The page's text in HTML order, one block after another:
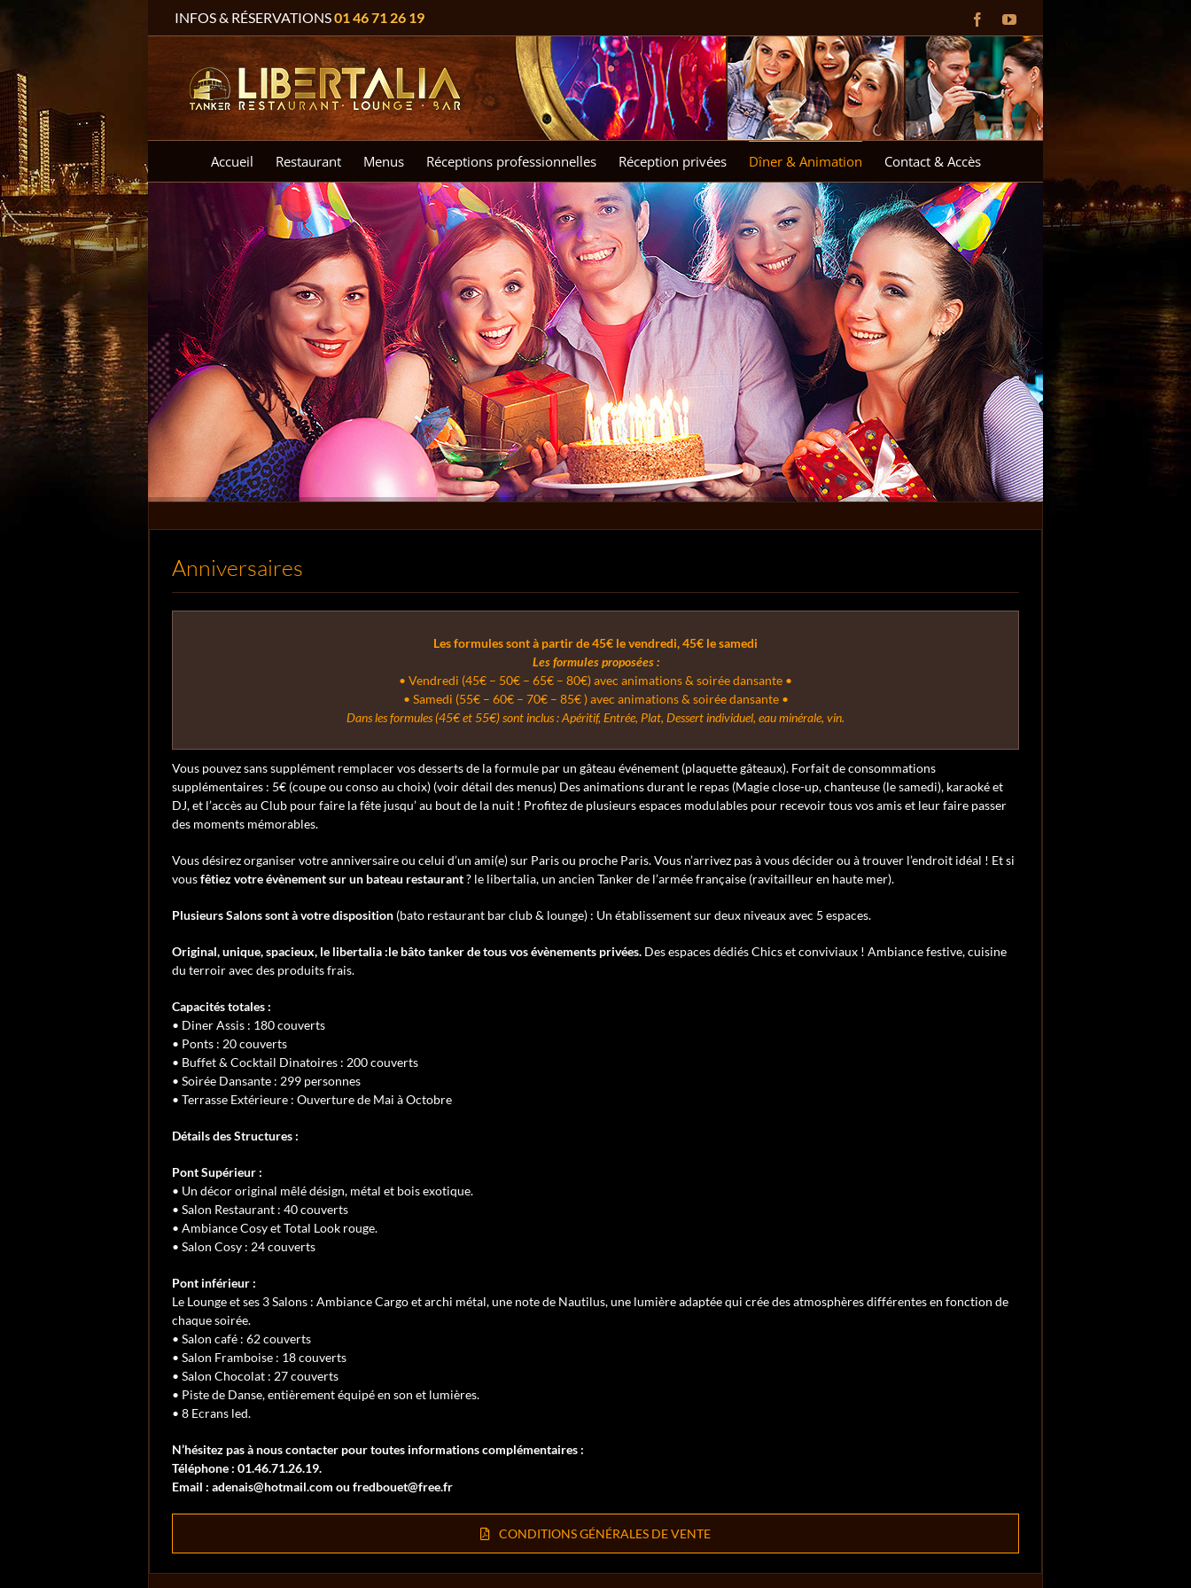
contenu
INFOS & RÉSERVATIONS01 46 71 26 19 FacebookYouTube
Accueil Restaurant Menus Réceptions professionnelles Réception privées Dîner & Animation Contact & Accès
Anniversaires
Les formules sont à partir de 45€ le vendredi, 45€ le samedi
Les formules proposées :
• Vendredi (45€ – 50€ – 65€ – 80€) avec animations & soirée dansante •
• Samedi (55€ – 60€ – 70€ – 85€ ) avec animations & soirée dansante •
Dans les formules (45€ et 55€) sont inclus : Apéritif, Entrée, Plat, Dessert individuel, eau minérale, vin.
Vous pouvez sans supplément remplacer vos desserts de la formule par un gâteau événement (plaquette gâteaux). Forfait de consommations
supplémentaires : 5€ (coupe ou conso au choix) (voir détail des menus) Des animations durant le repas (Magie close-up, chanteuse (le samedi), karaoké et
DJ, et l’accès au Club pour faire la fête jusqu’ au bout de la nuit ! Profitez de plusieurs espaces modulables pour recevoir tous vos amis et leur faire passer
des moments mémorables.
Vous désirez organiser votre anniversaire ou celui d’un ami(e) sur Paris ou proche Paris. Vous n’arrivez pas à vous décider ou à trouver l’endroit idéal ! Et si
vousfêtiez votre évènement sur un bateau restaurant? le libertalia, un ancien Tanker de l’armée française (ravitailleur en haute mer).
Plusieurs Salons sont à votre disposition (bato restaurant bar club & lounge) : Un établissement sur deux niveaux avec 5 espaces.
Original, unique, spacieux, le libertalia :le bâto tanker de tous vos évènements privées. Des espaces dédiés Chics et conviviaux ! Ambiance festive, cuisine
du terroir avec des produits frais.
Capacités totales :
• Diner Assis : 180 couverts
• Ponts : 20 couverts
• Buffet & Cocktail Dinatoires : 200 couverts
• Soirée Dansante : 299 personnes
• Terrasse Extérieure : Ouverture de Mai à Octobre
Détails des Structures :
Pont Supérieur :
• Un décor original mêlé désign, métal et bois exotique.
• Salon Restaurant : 40 couverts
• Ambiance Cosy et Total Look rouge.
• Salon Cosy : 24 couverts
Pont inférieur :
Le Lounge et ses 3 Salons : Ambiance Cargo et archi métal, une note de Nautilus, une lumière adaptée qui crée des atmosphères différentes en fonction de
chaque soirée.
• Salon café : 62 couverts
• Salon Framboise : 18 couverts
• Salon Chocolat : 27 couverts
• Piste de Danse, entièrement équipé en son et lumières.
• 8 Ecrans led.
N’hésitez pas à nous contacter pour toutes informations complémentaires :
Téléphone : 01.46.71.26.19.
Email : adenais@hotmail.com ou fredbouet@free.fr
CONDITIONS GÉNÉRALES DE VENTE